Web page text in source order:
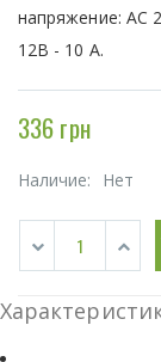
напряжение: AC
12В - 10 А.
336 грн
Наличие: Нет